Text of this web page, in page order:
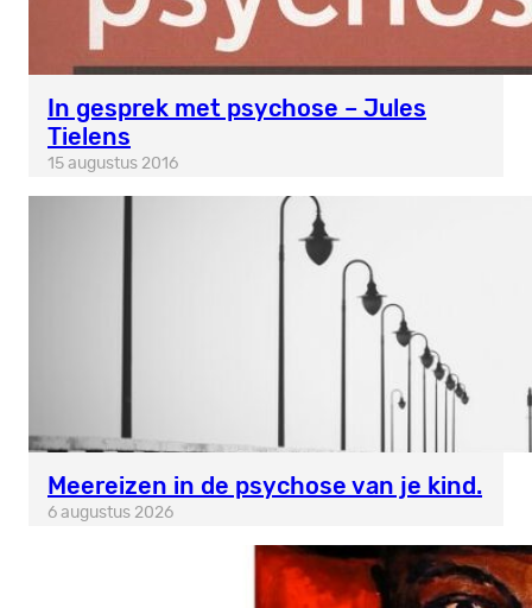
In gesprek met psychose – Jules
Tielens
15 augustus 2016
Meereizen in de psychose van je kind.
6 augustus 2026